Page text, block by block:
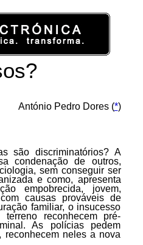
António Pedro Dores (*)
são discriminatórios? A
condenação de outros,
sem conseguir ser
e como, apresenta
empobrecida, jovem,
causas prováveis de
familiar, o insucesso
reconhecem pré-
As polícias pedem
reconhecem neles a nova